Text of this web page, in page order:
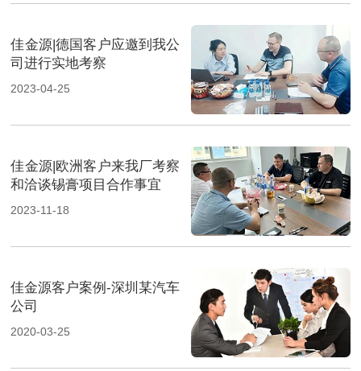
佳金源|德国客户应邀到我公
司进行实地考察
2023-04-25
佳金源|欧洲客户来我厂考察
和洽谈锡膏项目合作事宜
2023-11-18
佳金源客户案例-深圳某汽车
公司
2020-03-25